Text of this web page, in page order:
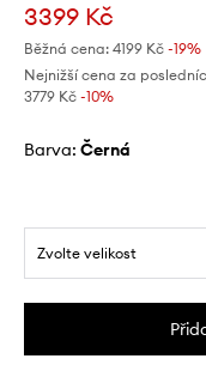
3399 Kč
Běžná cena: 4199 Kč -19%
Nejnižší cena za
3779 Kč -10%
Barva: černá
Zvolte velikost